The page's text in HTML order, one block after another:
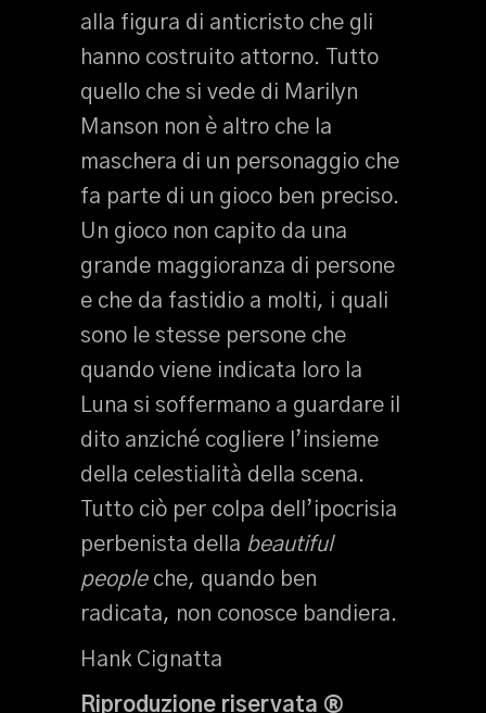
alla figura di anticristo che gli
hanno costruito attorno. Tutto
quello che si vede di Marilyn
Manson non è altro che la
maschera di un personaggio che
fa parte di un gioco ben preciso.
Un gioco non capito da una
grande maggioranza di persone
e che da fastidio a molti, i quali
sono le stesse persone che
quando viene indicata loro la
Luna si soffermano a guardare il
dito anziché cogliere l’insieme
della celestialità della scena.
Tutto ciò per colpa dell’ipocrisia
perbenista della beautiful
peopleche, quando ben
radicata, non conosce bandiera.
Hank Cignatta
Riproduzione riservata ®